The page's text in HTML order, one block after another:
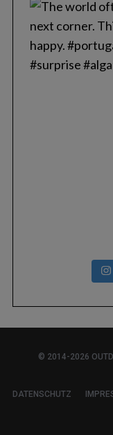
© 2014-2026
DATENSCHUTZ